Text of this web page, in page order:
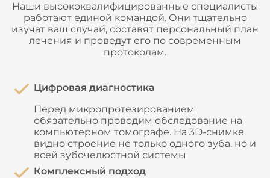
Наши высококвалифицированные специалисты
работают единой командой. Они тщательно
изучат ваш случай, составят персональный план
лечения и проведут его по современным
протоколам.
Цифровая диагностика
Перед микропротезированием
обязательно проводим обследование на
компьютерном томографе. На 3D-снимке
видно строение не только одного зуба, но и
всей зубочелюстной системы
Комплексный подход